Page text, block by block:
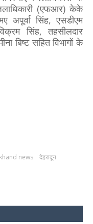
(एफआर) केके
अपूर्वा सिंह, एसडीएम
सिंह, तहसीलदार
बिष्ट सहित विभागों के
news देहरादून